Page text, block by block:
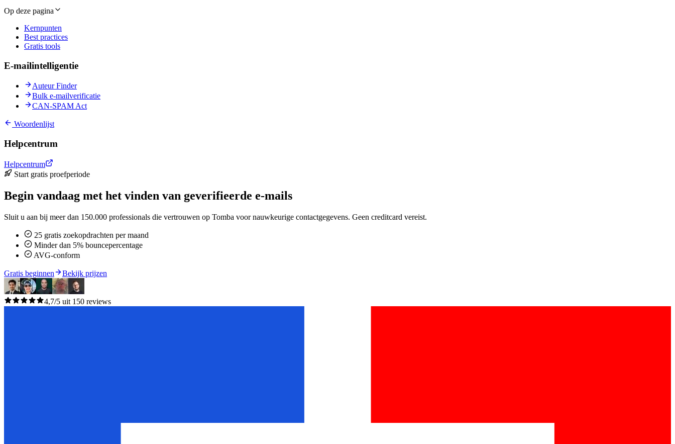
Op deze pagina
Kernpunten
Best practices
Gratis tools
E-mailintelligentie
Auteur Finder
Bulk e-mailverificatie
CAN-SPAM Act
Woordenlijst
Helpcentrum
Helpcentrum
Start gratis proefperiode
Begin vandaag met het vinden van geverifieerde e-mails
Sluit u aan bij meer dan 150.000 professionals die vertrouwen op Tomba voor nauwkeurige contactgegevens. Geen creditcard vereist.
25 gratis zoekopdrachten per maand
Minder dan 5% bouncepercentage
AVG-conform
Gratis beginnen Bekijk prijzen
4,7/5 uit 150 reviews